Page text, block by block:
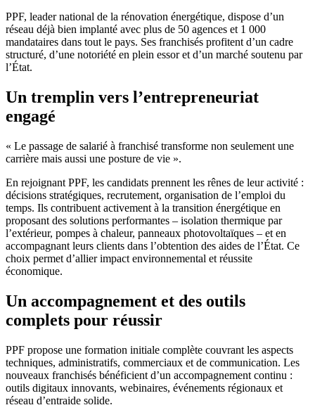
PPF, leader national de la rénovation énergétique, dispose d’un
réseau déjà bien implanté avec plus de 50 agences et 1 000
mandataires dans tout le pays. Ses franchisés profitent d’un cadre
structuré, d’une notoriété en plein essor et d’un marché soutenu par
l’État.
Un tremplin vers l’entrepreneuriat
engagé
« Le passage de salarié à franchisé transforme non seulement une
carrière mais aussi une posture de vie ».
En rejoignant PPF, les candidats prennent les rênes de leur activité :
décisions stratégiques, recrutement, organisation de l’emploi du
temps. Ils contribuent activement à la transition énergétique en
proposant des solutions performantes – isolation thermique par
l’extérieur, pompes à chaleur, panneaux photovoltaïques – et en
accompagnant leurs clients dans l’obtention des aides de l’État. Ce
choix permet d’allier impact environnemental et réussite
économique.
Un accompagnement et des outils
complets pour réussir
PPF propose une formation initiale complète couvrant les aspects
techniques, administratifs, commerciaux et de communication. Les
nouveaux franchisés bénéficient d’un accompagnement continu :
outils digitaux innovants, webinaires, événements régionaux et
réseau d’entraide solide.